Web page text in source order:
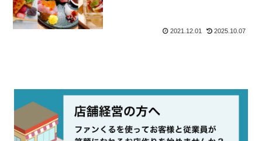
2021.12.01 2025.10.07